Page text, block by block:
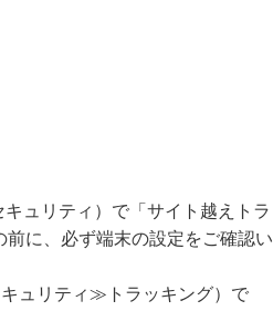
ュリティ）で「サイト越えトラ
に、必ず端末の設定をご確認い
ュリティ≫トラッキング）で